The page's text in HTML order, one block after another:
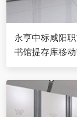
永亨中标咸阳
书馆提存库移